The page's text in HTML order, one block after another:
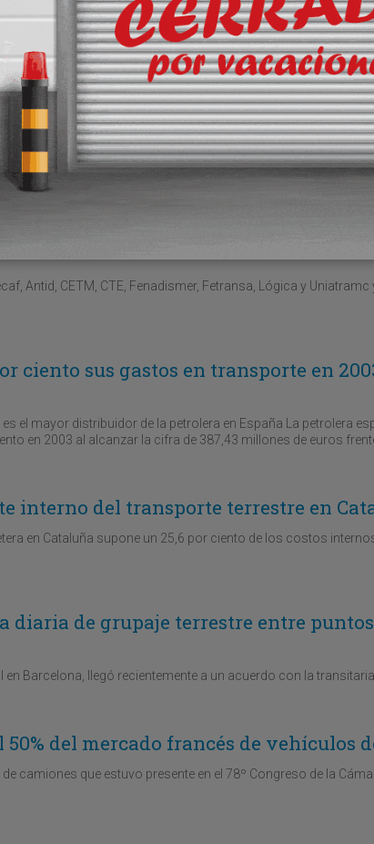
en 2004, valorará principalmente la capacidad de gestión
de transportes polaca con el fin de potenciar su posición
un comité madrileño de transporte
trámites para la creación del comité madrileño de transporte
presentaron en Madrid su campaña de
Antid, CETM, CTE, Fenadismer, Fetransa, Lógica y
ciento sus gastos en transporte en
el mayor distribuidor de la petrolera en España La petrolera
en 2003 al alcanzar la cifra de 387,43 millones de euros
interno del transporte terrestre en
en Cataluña supone un 25,6 por ciento de los costos
diaria de grupaje terrestre entre
Barcelona, llegó recientemente a un acuerdo con la
del mercado francés de vehículos
camiones que estuvo presente en el 78º Congreso de la